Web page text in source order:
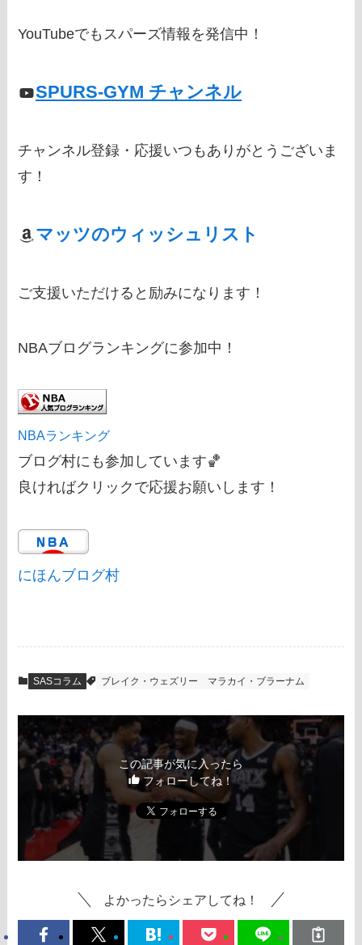
YouTubeでもスパーズ情報を発信中！
SPURS-GYM チャンネル
チャンネル登録・応援いつもありがとうございま
す！
マッツのウィッシュリスト
ご支援いただけると励みになります！
NBAブログランキングに参加中！
NBAランキング
ブログ村にも参加しています🏀
良ければクリックで応援お願いします！
にほんブログ村
SASコラム ブレイク・ウェズリー マラカイ・ブラーナム
この記事が気に入ったら
フォローしてね！
よかったらシェアしてね！